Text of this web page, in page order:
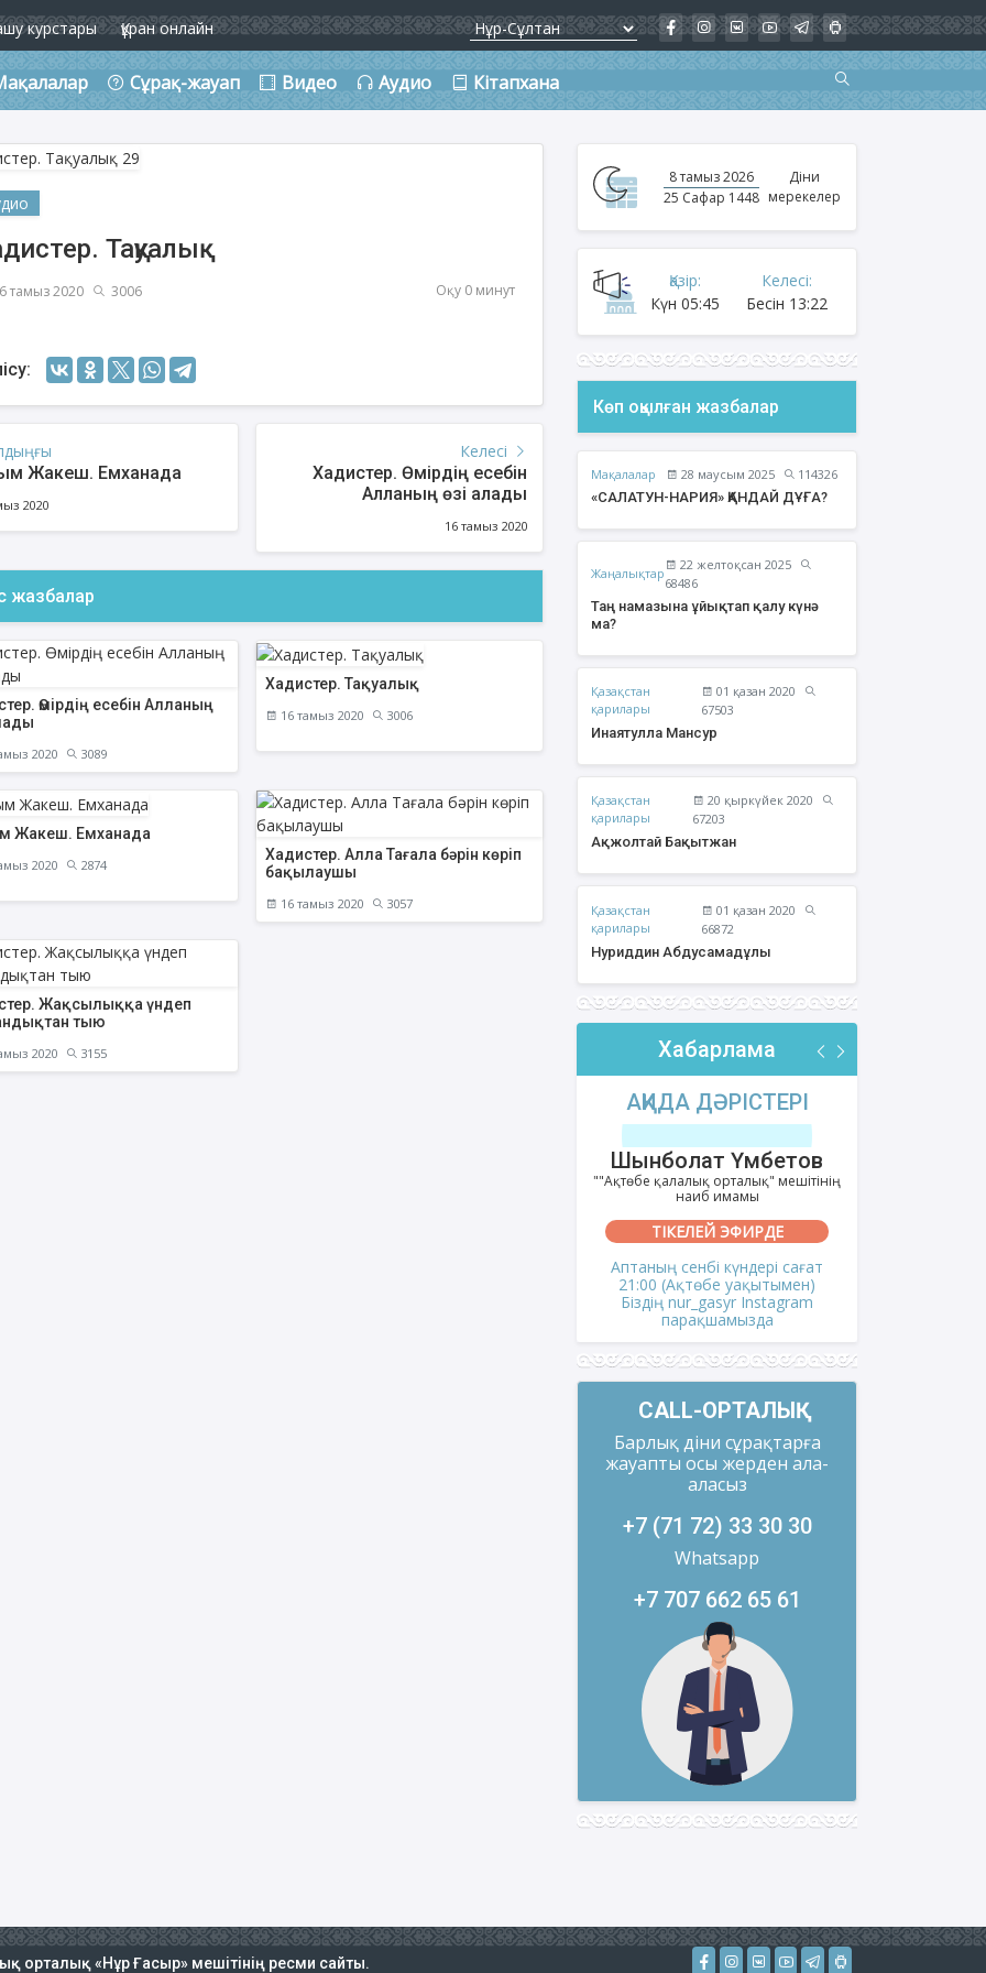
курстары Құран онлайн
Сұрақ-жауап Видео Аудио Кітапхана
Бекжан
Жұмабаев Данияр
Әлимұхамедұлы
Ақжолтай Бақытжан
Әбішев Қуаныш
Тақуалық
тамыз 2020 3006 Оқу 0 минут
Жакеш. Емханада
2020
Келесі
Хадистер. Өмірдің есебін
Алланың өзі алады
16 тамыз 2020
жазбалар
Өмірдің есебін Алланың
2020 3089
Хадистер. Тақуалық
16 тамыз 2020 3006
Жакеш. Емханада
2020 2874
Хадистер. Алла Тағала бәрін көріп
бақылаушы
16 тамыз 2020 3057
Жақсылыққа үндеп
тыю
2020 3155
8 тамыз 2026
25 Сафар 1448
Діни
мерекелер
Қазір:
Күн 05:45
Келесі:
Бесін 13:22
Көп оқылған жазбалар
Мақалалар 28 маусым 2025
114326
«САЛАТУН-НАРИЯ» ҚАНДАЙ ДҰҒА?
Жаңалықтар
22 желтоқсан 2025
68486
Таң намазына ұйықтап қалу күнә
ма?
Қазақстан
қарилары
01 қазан 2020
67503
Инаятулла Мансур
Қазақстан
қарилары
20 қыркүйек 2020
67203
Ақжолтай Бақытжан
Қазақстан
қарилары
01 қазан 2020
66872
Нуриддин Абдусамадұлы
Хабарлама
АҚИДА ДӘРІСТЕРІ
Шынболат Үмбетов
""Ақтөбе қалалық орталық" мешітінің
наиб имамы
ТІКЕЛЕЙ ЭФИРДЕ
Аптаның сенбі күндері сағат
21:00 (Ақтөбе уақытымен)
Біздің nur_gasyr Instagram
парақшамызда
CALL-ОРТАЛЫҚ
Барлық діни сұрақтарға
жауапты осы жерден ала-
аласыз
+7 (71 72) 33 30 30
Whatsapp
+7 707 662 65 61
орталық «Нұр Ғасыр» мешітінің ресми сайты.